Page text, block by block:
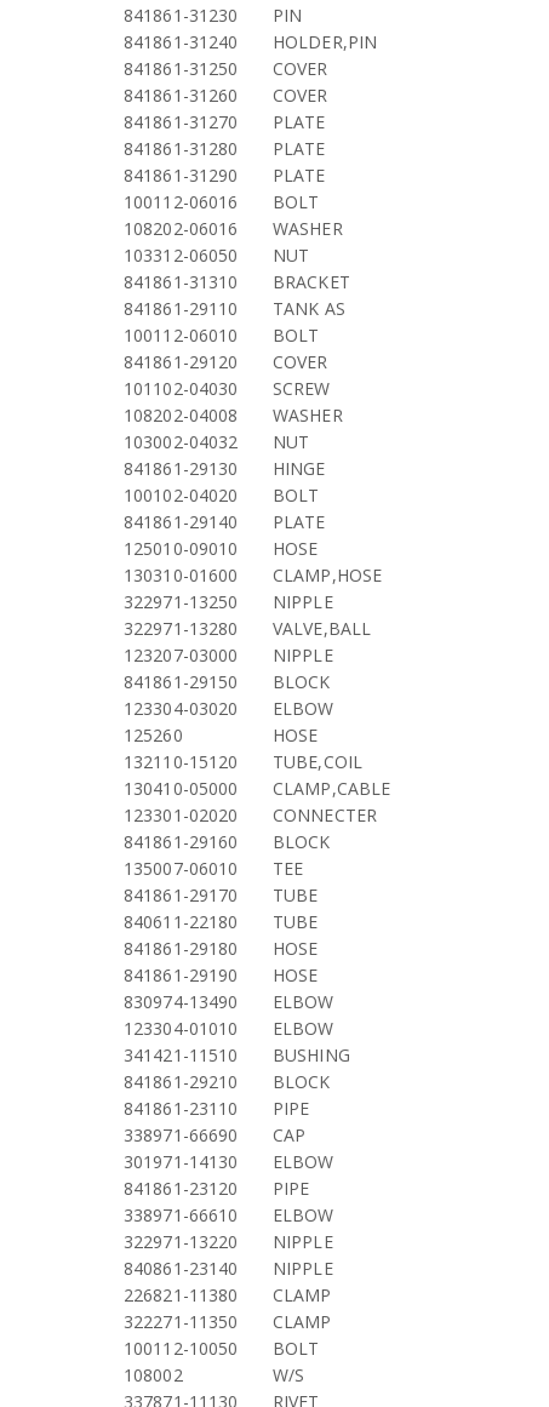
841861-31230
PIN
841861-31240
HOLDER,PIN
841861-31250
COVER
841861-31260
COVER
841861-31270
PLATE
841861-31280
PLATE
841861-31290
PLATE
100112-06016
BOLT
108202-06016
WASHER
103312-06050
NUT
841861-31310
BRACKET
841861-29110
TANK AS
100112-06010
BOLT
841861-29120
COVER
101102-04030
SCREW
108202-04008
WASHER
103002-04032
NUT
841861-29130
HINGE
100102-04020
BOLT
841861-29140
PLATE
125010-09010
HOSE
130310-01600
CLAMP,HOSE
322971-13250
NIPPLE
322971-13280
VALVE,BALL
123207-03000
NIPPLE
841861-29150
BLOCK
123304-03020
ELBOW
125260
HOSE
132110-15120
TUBE,COIL
130410-05000
CLAMP,CABLE
123301-02020
CONNECTER
841861-29160
BLOCK
135007-06010
TEE
841861-29170
TUBE
840611-22180
TUBE
841861-29180
HOSE
841861-29190
HOSE
830974-13490
ELBOW
123304-01010
ELBOW
341421-11510
BUSHING
841861-29210
BLOCK
841861-23110
PIPE
338971-66690
CAP
301971-14130
ELBOW
841861-23120
PIPE
338971-66610
ELBOW
322971-13220
NIPPLE
840861-23140
NIPPLE
226821-11380
CLAMP
322271-11350
CLAMP
100112-10050
BOLT
108002
W/S
337871-11130
RIVET